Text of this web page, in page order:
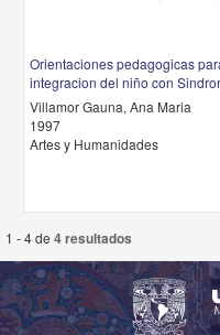
Orientaciones pedagogicas
integracion del niño con
Villamor Gauna, Ana Maria
1997
Artes y Humanidades
1 - 4 de 4 resultados